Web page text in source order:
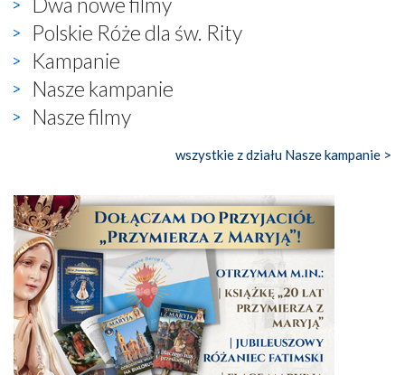
Polskie Róże dla św. Rity
Kampanie
Nasze kampanie
Nasze filmy
wszystkie z działu Nasze kampanie >